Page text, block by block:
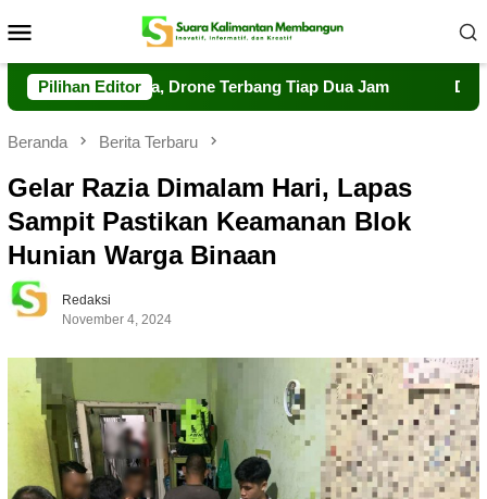
ke
Mobile
Pilihan Editor
Tahura, Drone Terbang Tiap Dua Jam Dalkarhutla
Beranda Berita Terbaru
Gelar Razia Dimalam Hari, Lapas
Sampit Pastikan Keamanan Blok
Hunian Warga Binaan
Redaksi
November 4, 2024